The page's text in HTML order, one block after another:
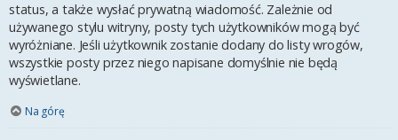
status, a także wysłać prywatną wiadomość. Zależnie od
używanego stylu witryny, posty tych użytkowników mogą być
wyróżniane. Jeśli użytkownik zostanie dodany do listy wrogów,
wszystkie posty przez niego napisane domyślnie nie będą
wyświetlane.
Na górę